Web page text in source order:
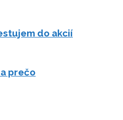
do akcií
prečo